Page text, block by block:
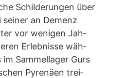
Schil­de­run­gen über
sei­ner an Demenz
vor weni­gen Jah­
Erleb­nis­se wäh­
Sam­mel­la­ger Gurs
Pyre­nä­en trei­